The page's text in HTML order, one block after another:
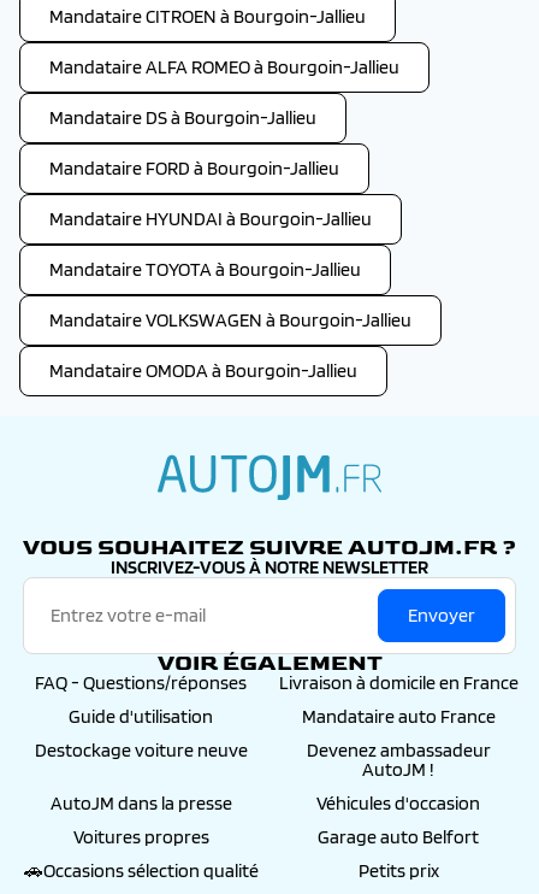
Mandataire CITROEN à Bourgoin-Jallieu
Mandataire ALFA ROMEO à Bourgoin-Jallieu
Mandataire DS à Bourgoin-Jallieu
Mandataire FORD à Bourgoin-Jallieu
Mandataire HYUNDAI à Bourgoin-Jallieu
Mandataire TOYOTA à Bourgoin-Jallieu
Mandataire VOLKSWAGEN à Bourgoin-Jallieu
Mandataire OMODA à Bourgoin-Jallieu
VOUS SOUHAITEZ SUIVRE AUTOJM.FR ?
INSCRIVEZ-VOUS À NOTRE NEWSLETTER
Envoyer
VOIR ÉGALEMENT
FAQ - Questions/réponses
Livraison à domicile en France
Guide d'utilisation
Mandataire auto France
Destockage voiture neuve
Devenez ambassadeur
AutoJM !
AutoJM dans la presse
Véhicules d'occasion
Voitures propres
Garage auto Belfort
🚗Occasions sélection qualité
Petits prix